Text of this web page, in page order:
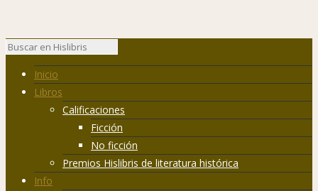
Inicio
Libros
Calificaciones
Ficción
No ficción
Premios Hislibris de literatura histórica
Info